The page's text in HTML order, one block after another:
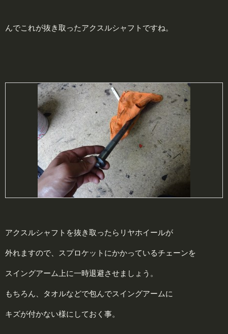
んでこれが抜き取ったアクスルシャフトですね。
アクスルシャフトを抜き取ったらリヤホイールが
外れますので、スプロケットにかかっているチェーンを
スイングアーム上に一時退避させましょう。
もちろん、タオルなどで包んでスイングアームに
キズが付かない様にしておく事。